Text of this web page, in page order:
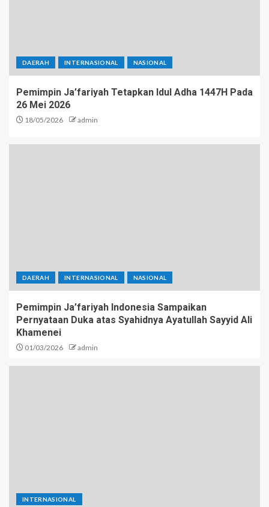
DAERAH INTERNASIONAL NASIONAL
Pemimpin Ja’fariyah Tetapkan Idul Adha 1447H Pada
26 Mei 2026
18/05/2026 admin
DAERAH INTERNASIONAL NASIONAL
Pemimpin Ja’fariyah Indonesia Sampaikan
Pernyataan Duka atas Syahidnya Ayatullah Sayyid Ali
Khamenei
01/03/2026 admin
INTERNASIONAL